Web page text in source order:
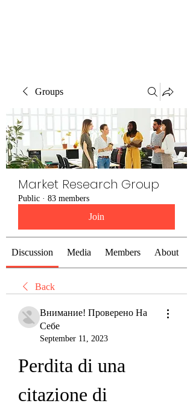
Groups
Market Research Group
Public · 83 members
Join
Discussion Media Members About
Back
Внимание! Проверено На
Себе
September 11, 2023
Perdita di una
citazione di